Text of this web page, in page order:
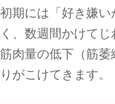
初期には「好き嫌
く、数週間かけてじ
筋肉量の低下（筋
りがこけてきます。